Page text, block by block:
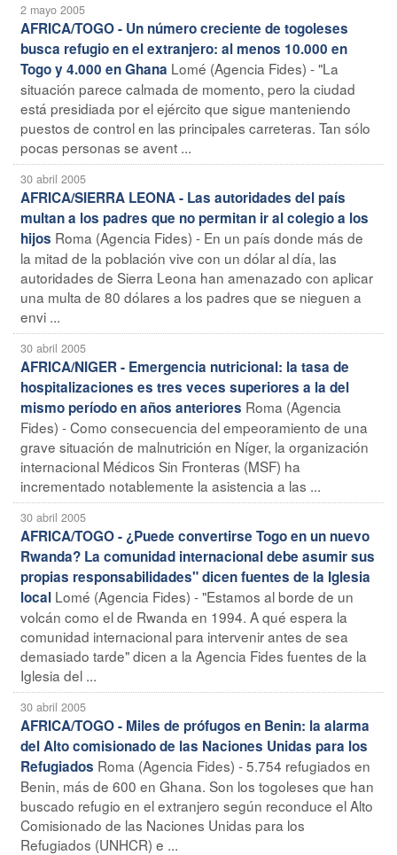
2 mayo 2005
AFRICA/TOGO - Un número creciente de togoleses
busca refugio en el extranjero: al menos 10.000 en
Togo y 4.000 en Ghana Lomé (Agencia Fides) - "La
situación parece calmada de momento, pero la ciudad
está presidiada por el ejército que sigue manteniendo
puestos de control en las principales carreteras. Tan sólo
pocas personas se avent ...
30 abril 2005
AFRICA/SIERRA LEONA - Las autoridades del país
multan a los padres que no permitan ir al colegio a los
hijos Roma (Agencia Fides) - En un país donde más de
la mitad de la población vive con un dólar al día, las
autoridades de Sierra Leona han amenazado con aplicar
una multa de 80 dólares a los padres que se nieguen a
envi ...
30 abril 2005
AFRICA/NIGER - Emergencia nutricional: la tasa de
hospitalizaciones es tres veces superiores a la del
mismo período en años anteriores Roma (Agencia
Fides) - Como consecuencia del empeoramiento de una
grave situación de malnutrición en Níger, la organización
internacional Médicos Sin Fronteras (MSF) ha
incrementado notablemente la asistencia a las ...
30 abril 2005
AFRICA/TOGO - ¿Puede convertirse Togo en un nuevo
Rwanda? La comunidad internacional debe asumir sus
propias responsabilidades" dicen fuentes de la Iglesia
local Lomé (Agencia Fides) - "Estamos al borde de un
volcán como el de Rwanda en 1994. A qué espera la
comunidad internacional para intervenir antes de sea
demasiado tarde" dicen a la Agencia Fides fuentes de la
Iglesia del ...
30 abril 2005
AFRICA/TOGO - Miles de prófugos en Benin: la alarma
del Alto comisionado de las Naciones Unidas para los
Refugiados Roma (Agencia Fides) - 5.754 refugiados en
Benin, más de 600 en Ghana. Son los togoleses que han
buscado refugio en el extranjero según reconduce el Alto
Comisionado de las Naciones Unidas para los
Refugiados (UNHCR) e ...